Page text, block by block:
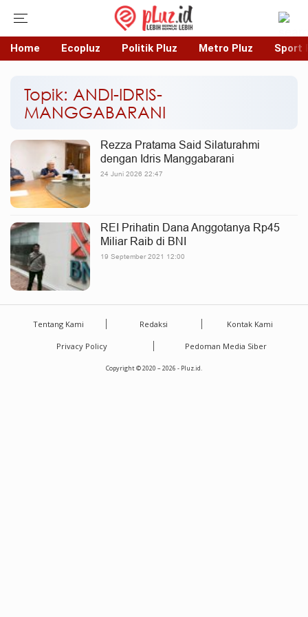
Home Ecopluz Politik Pluz Metro Pluz Sport
Topik: ANDI-IDRIS-
MANGGABARANI
Rezza Pratama Said Silaturahmi
dengan Idris Manggabarani
24 Juni 2026 22:47
REI Prihatin Dana Anggotanya Rp45
Miliar Raib di BNI
19 September 2021 12:00
Tentang Kami Redaksi Kontak Kami
Privacy Policy Pedoman Media Siber
Copyright © 2020 – 2026 - Pluz.id.